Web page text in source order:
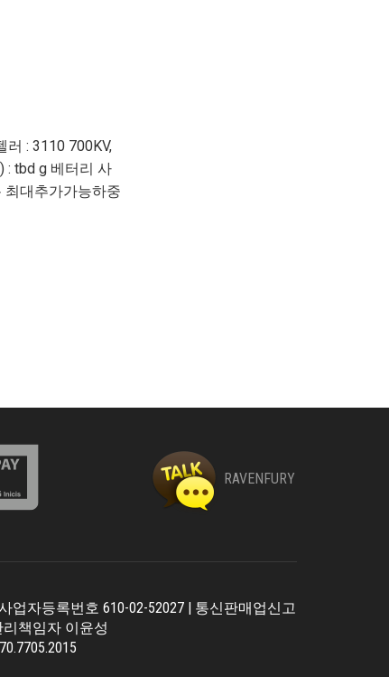
: 3110 700KV,
: tbd g 베터리 사
최대추가가능하중
RAVENFURY
업자등록번호 610-02-52027 | 통신판매업신고
책임자 이윤성